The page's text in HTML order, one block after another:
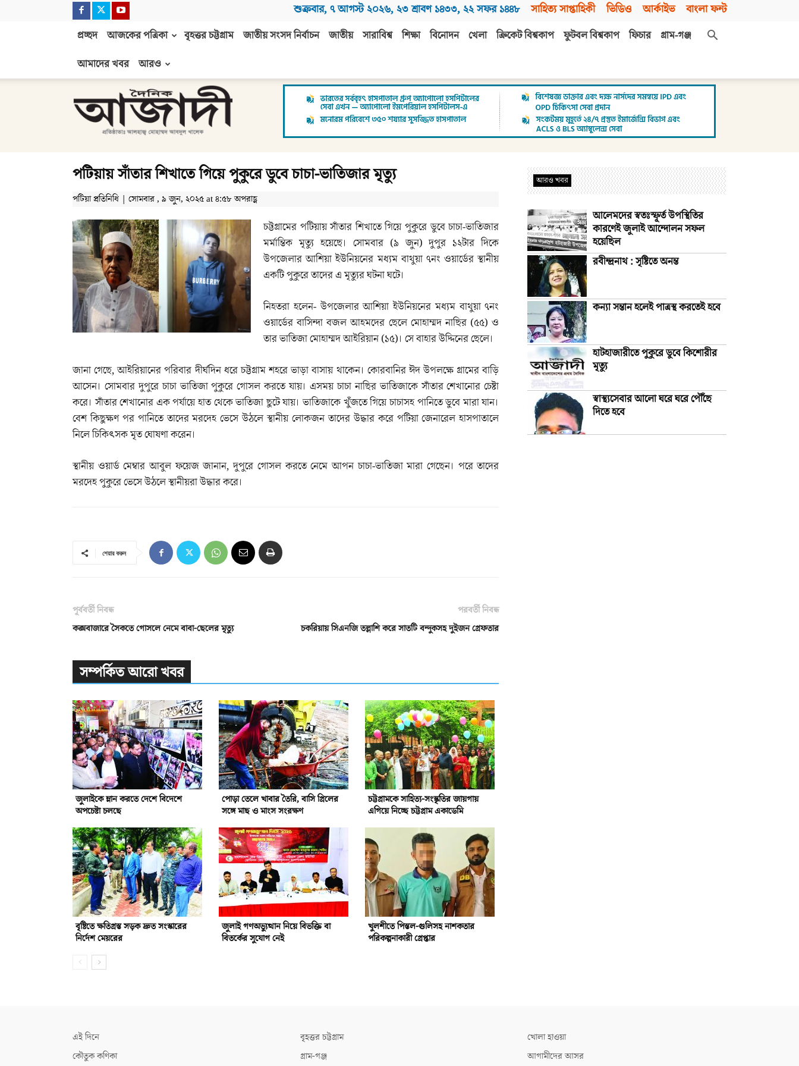
শুক্রবার, ৭ আগস্ট ২০২৬, ২৩ শ্রাবণ ১৪৩৩, ২২ সফর ১৪৪৮ সাহিত্য সাপ্তাহিকী ভিডিও আর্কাইভ বাংলা ফন্ট
প্রচ্ছদ আজকের পত্রিকা বৃহত্তর চট্টগ্রাম জাতীয় সংসদ নির্বাচন জাতীয় সারাবিশ্ব শিক্ষা বিনোদন খেলা ক্রিকেট বিশ্বকাপ ফুটবল বিশ্বকাপ ফিচার
গ্রাম-গঞ্জ
আমাদের খবর
আরও
আজাদী
পটিয়ায় সাঁতার শিখাতে গিয়ে পুকুরে ডুবে চাচা-ভাতিজার মৃত্যু
পটিয়া প্রতিনিধি | সোমবার , ৯ জুন, ২০২৫ at ৪:৫৮ অপরাহ্ণ
চট্টগ্রামের পটিয়ায় সাঁতার শিখাতে গিয়ে পুকুরে ডুবে চাচা-ভাতিজার
মর্মান্তিক মৃত্যু হয়েছে। সোমবার (৯ জুন) দুপুর ১২টার দিকে
উপজেলার আশিয়া ইউনিয়নের মধ্যম বাথুয়া ৭নং ওয়ার্ডের স্থানীয়
একটি পুকুরে তাদের এ মৃত্যুর ঘটনা ঘটে।
নিহতরা হলেন- উপজেলার আশিয়া ইউনিয়নের মধ্যম বাথুয়া ৭নং
ওয়ার্ডের বাসিন্দা বজল আহমদের ছেলে মোহাম্মদ নাছির (৫৫) ও
তার ভাতিজা মোহাম্মদ আইরিয়ান (১৫)। সে বাহার উদ্দিনের ছেলে।
জানা গেছে, আইরিয়ানের পরিবার দীর্ঘদিন ধরে চট্টগ্রাম শহরে ভাড়া বাসায় থাকেন। কোরবানির ঈদ উপলক্ষে গ্রামের বাড়ি
আসেন। সোমবার দুপুরে চাচা ভাতিজা পুকুরে গোসল করতে যায়। এসময় চাচা নাছির ভাতিজাকে সাঁতার শেখানোর চেষ্টা
করে। সাঁতার শেখানোর এক পর্যায়ে হাত থেকে ভাতিজা ছুটে যায়। ভাতিজাকে খুঁজতে গিয়ে চাচাসহ পানিতে ডুবে মারা যান।
বেশ কিছুক্ষণ পর পানিতে তাদের মরদেহ ভেসে উঠলে স্থানীয় লোকজন তাদের উদ্ধার করে পটিয়া জেনারেল হাসপাতালে
নিলে চিকিৎসক মৃত ঘোষণা করেন।
স্থানীয় ওয়ার্ড মেম্বার আবুল ফয়েজ জানান, দুপুরে গোসল করতে নেমে আপন চাচা-ভাতিজা মারা গেছেন। পরে তাদের
মরদেহ পুকুরে ভেসে উঠলে স্থানীয়রা উদ্ধার করে।
শেয়ার করুন
পূর্ববর্তী নিবন্ধ
কক্সবাজারে সৈকতে গোসলে নেমে বাবা-ছেলের মৃত্যু
পরবর্তী নিবন্ধ
চকরিয়ায় সিএনজি তল্লাশি করে সাতটি বন্দুকসহ দুইজন গ্রেফতার
সম্পর্কিত আরো খবর
জুলাইকে ম্লান করতে দেশে বিদেশে
অপচেষ্টা চলছে
পোড়া তেলে খাবার তৈরি, বাসি গ্রিলের
সঙ্গে মাছ ও মাংস সংরক্ষণ
চট্টগ্রামকে সাহিত্য-সংস্কৃতির জায়গায়
এগিয়ে নিচ্ছে চট্টগ্রাম একাডেমি
বৃষ্টিতে ক্ষতিগ্রস্ত সড়ক দ্রুত সংস্কারের
নির্দেশ মেয়রের
জুলাই গণঅভ্যুত্থান নিয়ে বিভক্তি বা
বিতর্কের সুযোগ নেই
খুলশীতে পিস্তল-গুলিসহ নাশকতার
পরিকল্পনাকারী গ্রেপ্তার
আরও খবর
আলেমদের স্বতঃস্ফূর্ত উপস্থিতির
কারণেই জুলাই আন্দোলন সফল
হয়েছিল
রবীন্দ্রনাথ : সৃষ্টিতে অনন্ত
কন্যা সন্তান হলেই পাত্রস্থ করতেই হবে
হাটহাজারীতে পুকুরে ডুবে কিশোরীর
মৃত্যু
স্বাস্থ্যসেবার আলো ঘরে ঘরে পৌঁছে
দিতে হবে
এই দিনে
কৌতুক কণিকা
বৃহত্তর চট্টগ্রাম
গ্রাম-গঞ্জ
খোলা হাওয়া
আগামীদের আসর